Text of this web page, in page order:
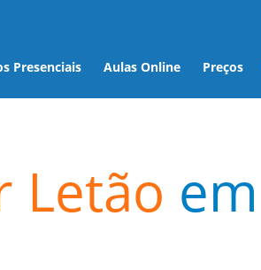
Presenciais Aulas Online Preços
Letão em